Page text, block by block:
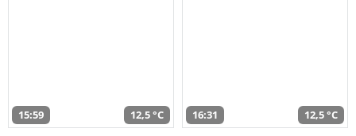
15:59 12,5 °C 16:31 12,5 °C